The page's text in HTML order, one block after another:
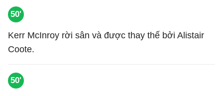
50'
Kerr McInroy rời sân và được thay thế bởi Alistair
Coote.
50'